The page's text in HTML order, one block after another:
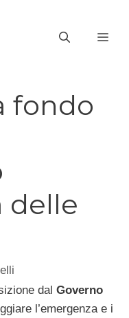
fondo
delle
dal Governo
l’emergenza e i